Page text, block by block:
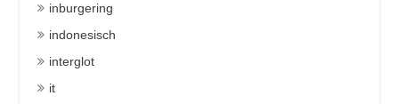
inburgering
indonesisch
interglot
it